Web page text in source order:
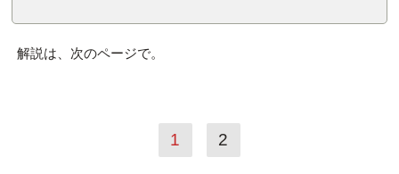
解説は、次のページで。
1 2